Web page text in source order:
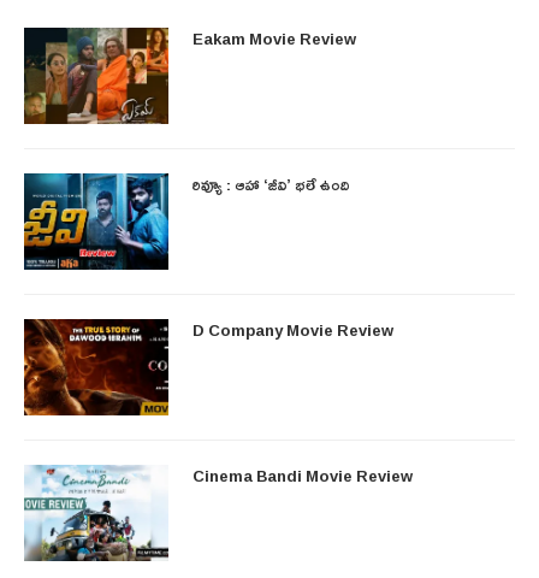
Eakam Movie Review
రివ్యూ : ఆహా ‘జీవి’ భలే ఉంది
D Company Movie Review
Cinema Bandi Movie Review